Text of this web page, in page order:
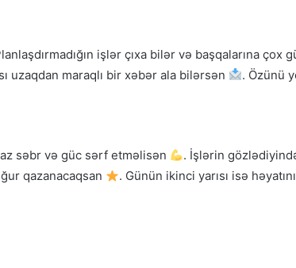
işlər çıxa bilər və başqalarına çox
uzaqdan maraqlı bir xəbər ala bilərsən . Özünü
səbr və güc sərf etməlisən
. İşlərin
qazanacaqsan
. Günün ikinci yarısı isə